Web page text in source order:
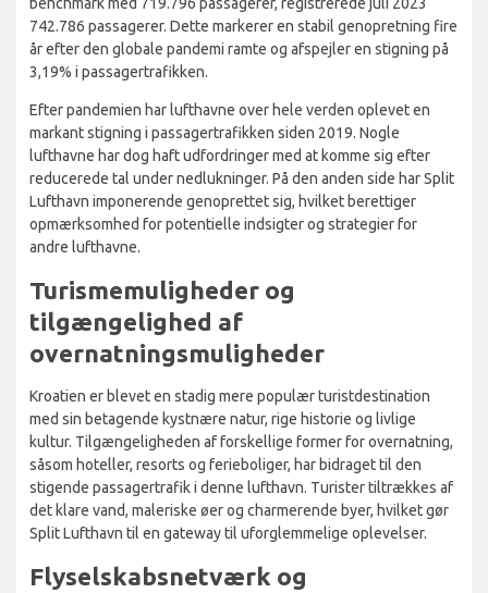
benchmark med 719.796 passagerer, registrerede juli 2023
742.786 passagerer. Dette markerer en stabil genopretning fire
år efter den globale pandemi ramte og afspejler en stigning på
3,19% i passagertrafikken.
Efter pandemien har lufthavne over hele verden oplevet en
markant stigning i passagertrafikken siden 2019. Nogle
lufthavne har dog haft udfordringer med at komme sig efter
reducerede tal under nedlukninger. På den anden side har Split
Lufthavn imponerende genoprettet sig, hvilket berettiger
opmærksomhed for potentielle indsigter og strategier for
andre lufthavne.
Turismemuligheder og
tilgængelighed af
overnatningsmuligheder
Kroatien er blevet en stadig mere populær turistdestination
med sin betagende kystnære natur, rige historie og livlige
kultur. Tilgængeligheden af forskellige former for overnatning,
såsom hoteller, resorts og ferieboliger, har bidraget til den
stigende passagertrafik i denne lufthavn. Turister tiltrækkes af
det klare vand, maleriske øer og charmerende byer, hvilket gør
Split Lufthavn til en gateway til uforglemmelige oplevelser.
Flyselskabsnetværk og